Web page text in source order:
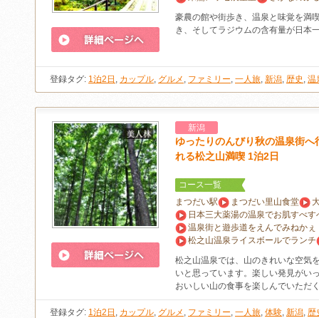
豪農の館や街歩き、温泉と味覚を満
き、そしてラジウムの含有量が日本
登録タグ: 1泊2日 , カップル, グルメ , ファミリー, 一人旅, 新潟, 歴史 , 温
新潟
ゆったりのんびり秋の温泉街
れる松之山満喫 1泊2日
コース一覧
まつだい駅
まつだい里山食堂
日本三大薬湯の温泉でお肌すべす
温泉街と遊歩道をえんでみねかぇ
松之山温泉ライスボールでランチ
松之山温泉では、山のきれいな空気
いと思っています。楽しい発見がい
おいしい山の食事を楽しんでいただ
登録タグ: 1泊2日 , カップル, グルメ , ファミリー, 一人旅, 体験, 新潟, 歴